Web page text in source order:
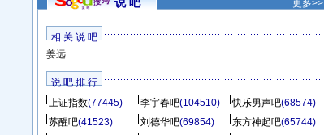
更多>>
相 关 说 吧
姜远
说 吧 排 行
上证指数(77445) 李宇春吧(104510) 快乐男声吧(68574)
苏醒吧(41523) 刘德华吧(69854) 东方神起吧(65744)